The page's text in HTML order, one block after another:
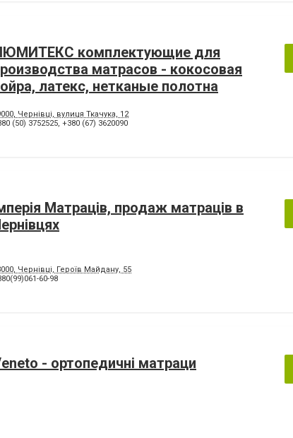
комплектующие для
матрасов - кокосовая
латекс, нетканые полотна
Чернівці, вулиця Ткачука, 12
(50) 3752525, +380 (67) 3620090
Матраців, продаж матраців в
Чернівці, Героїв Майдану, 55
60-98
- ортопедичні матраци